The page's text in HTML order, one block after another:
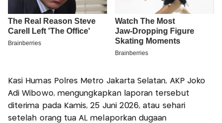
Kasi Humas Polres Metro Jakarta Selatan, AKP Joko
Adi Wibowo, mengungkapkan laporan tersebut
diterima pada Kamis, 25 Juni 2026, atau sehari
setelah orang tua AL melaporkan dugaan